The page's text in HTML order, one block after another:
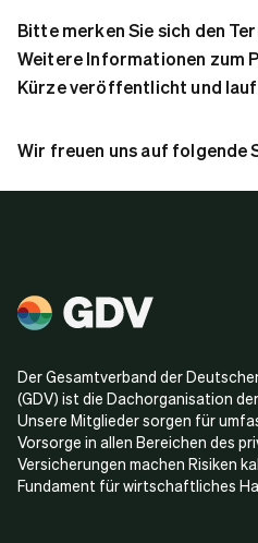
Bitte merken Sie sich den
Weitere Informationen zum
Kürze veröffentlicht und
Wir freuen uns auf folgende
Der Gesamtverband der
(GDV) ist die Dachorganisation
Unsere Mitglieder sorgen für
Vorsorge in allen Bereichen des
Versicherungen machen Risiken
Fundament für wirtschaftliches